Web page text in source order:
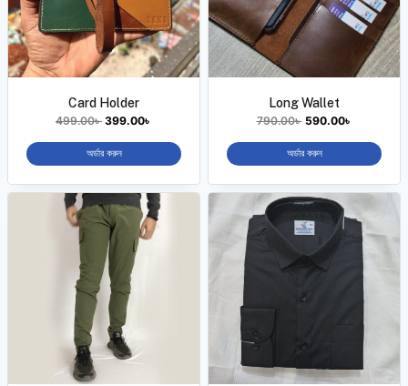
Card Holder
499.00৳ 399.00৳
অর্ডার করুন
Long Wallet
790.00৳ 590.00৳
অর্ডার করুন